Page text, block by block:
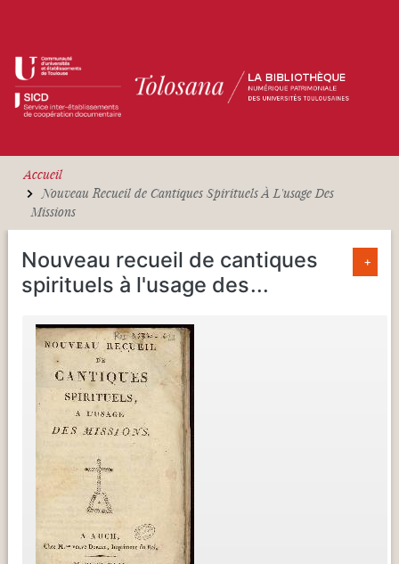
Accueil
Nouveau Recueil de Cantiques Spirituels À L'usage Des
Missions
Nouveau recueil de cantiques
spirituels à l'usage des...
+